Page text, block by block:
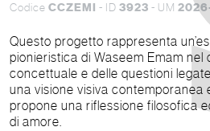
Codice CCZEMI - ID 3923 - UM
Questo progetto rappresenta
pionieristica di Waseem Emam
concettuale e delle questioni
una visione visiva contemporanea
propone una riflessione filosofica
di amore.